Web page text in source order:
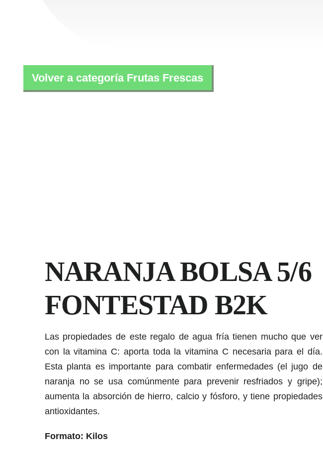
Volver a categoría Frutas Frescas
NARANJA BOLSA 5/6
FONTESTAD B2K
Las propiedades de este regalo de agua fría tienen mucho que ver
con la vitamina C: aporta toda la vitamina C necesaria para el día.
Esta planta es importante para combatir enfermedades (el jugo de
naranja no se usa comúnmente para prevenir resfriados y gripe);
aumenta la absorción de hierro, calcio y fósforo, y tiene propiedades
antioxidantes.
Formato: Kilos